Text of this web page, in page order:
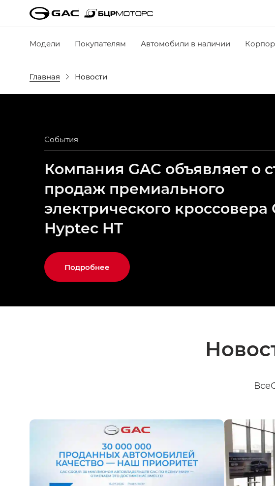
Модели Покупателям Автомобили в наличии
Главная Новости
События
Компания GAC объявляет о
продаж премиального
электрического кроссовера
Hyptec HT
Подробнее
Все